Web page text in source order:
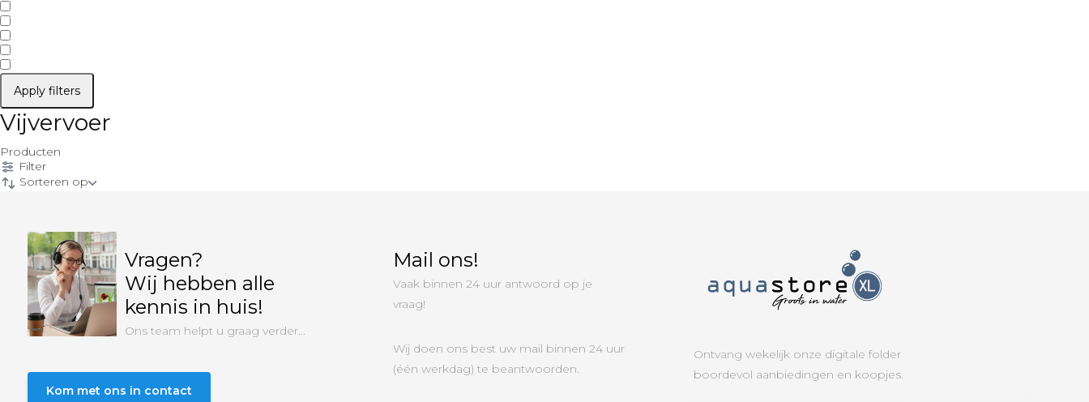
Apply filters
Vijvervoer
Producten
Filter
Sorteren op
Vragen?
Wij hebben alle
kennis in huis!
Ons team helpt u graag verder...
Kom met ons in contact
Mail ons!
Vaak binnen 24 uur antwoord op je
vraag!
Wij doen ons best uw mail binnen 24 uur
(één werkdag) te beantwoorden.
Ontvang wekelijk onze digitale folder
boordevol aanbiedingen en koopjes.